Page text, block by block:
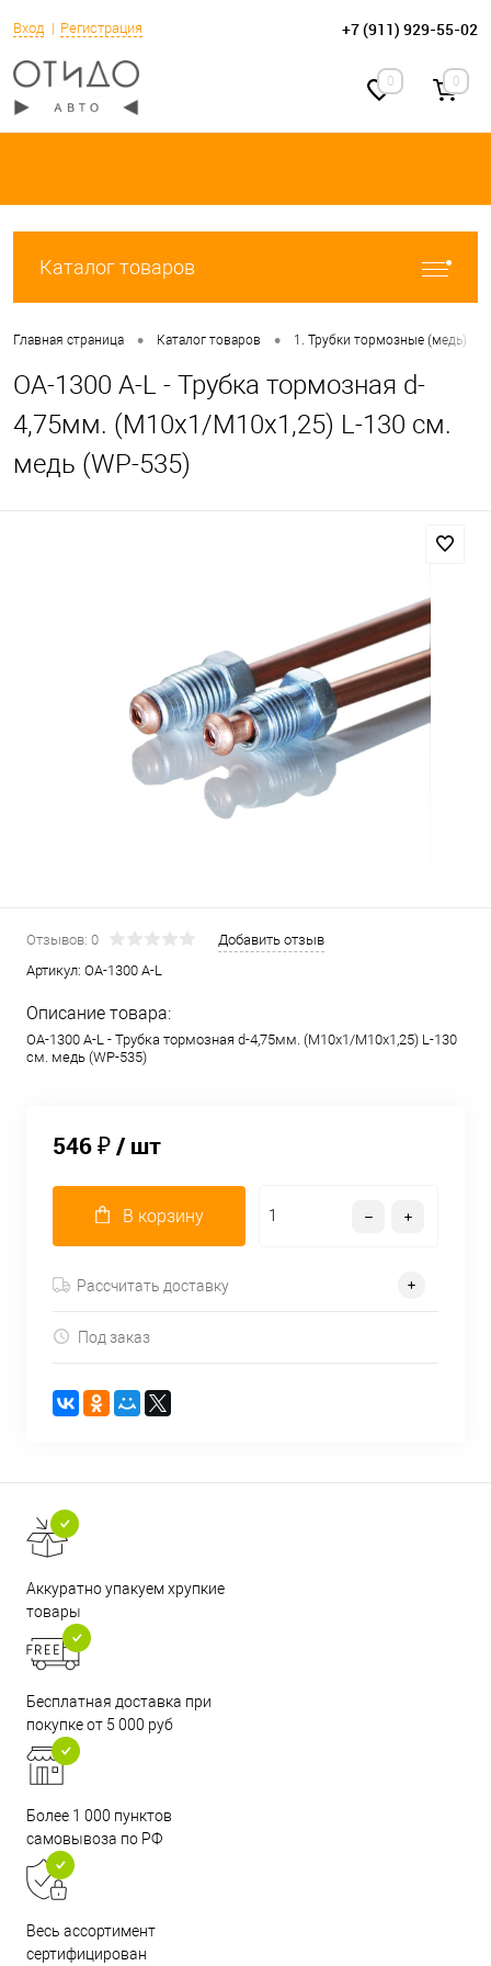
Вход Регистрация +7 (911) 929-55-02
0 0
Каталог товаров
Главная страница • Каталог товаров • 1. Трубки тормозные (медь)
OA-1300 A-L - Трубка тормозная d-
4,75мм. (М10х1/М10х1,25) L-130 см.
медь (WP-535)
Отзывов: 0
Добавить отзыв
Артикул: OA-1300 A-L
Описание товара:
OA-1300 A-L - Трубка тормозная d-4,75мм. (М10х1/М10х1,25) L-130
см. медь (WP-535)
546 ₽/ шт
В корзину
Рассчитать доставку
Под заказ
Аккуратно упакуем хрупкие
товары
Бесплатная доставка при
покупке от 5 000 руб
Более 1 000 пунктов
самовывоза по РФ
Весь ассортимент
сертифицирован